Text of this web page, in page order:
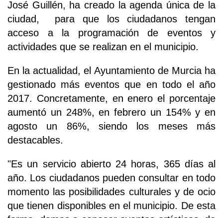
José Guillén, ha creado la agenda única de la
ciudad, para que los ciudadanos tengan
acceso a la programación de eventos y
actividades que se realizan en el municipio.
En la actualidad, el Ayuntamiento de Murcia ha
gestionado más eventos que en todo el año
2017. Concretamente, en enero el porcentaje
aumentó un 248%, en febrero un 154% y en
agosto un 86%, siendo los meses más
destacables.
"Es un servicio abierto 24 horas, 365 días al
año. Los ciudadanos pueden consultar en todo
momento las posibilidades culturales y de ocio
que tienen disponibles en el municipio. De esta